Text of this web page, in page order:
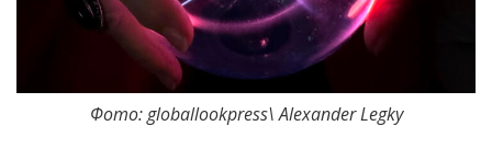
Фото: globallookpress\ Alexander Legky